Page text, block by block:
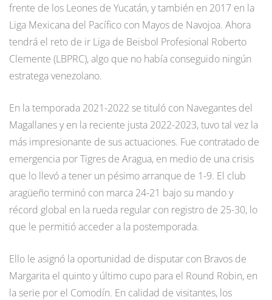
frente de los Leones de Yucatán, y también en 2017 en la
Liga Mexicana del Pacífico con Mayos de Navojoa. Ahora
tendrá el reto de ir Liga de Beisbol Profesional Roberto
Clemente (LBPRC), algo que no había conseguido ningún
estratega venezolano.
En la temporada 2021-2022 se tituló con Navegantes del
Magallanes y en la reciente justa 2022-2023, tuvo tal vez la
más impresionante de sus actuaciones. Fue contratado de
emergencia por Tigres de Aragua, en medio de una crisis
que lo llevó a tener un pésimo arranque de 1-9. El club
aragüeño terminó con marca 24-21 bajo su mando y
récord global en la rueda regular con registro de 25-30, lo
que le permitió acceder a la postemporada.
Ello le asignó la oportunidad de disputar con Bravos de
Margarita el quinto y último cupo para el Round Robin, en
la serie por el Comodín. En calidad de visitantes, los